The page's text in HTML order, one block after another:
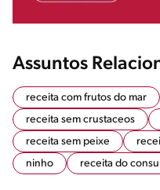
Assuntos
receita com frutos do mar
receita sem crustaceos
receita sem peixe
ninho
receita do